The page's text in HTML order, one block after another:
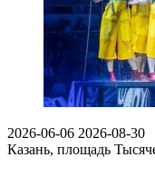
2026-06-06 2026-08-30
Казань, площадь